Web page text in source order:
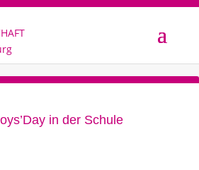
in der Schule